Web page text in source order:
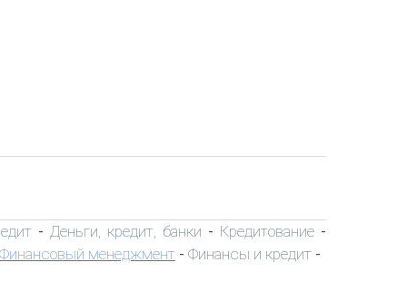
- Деньги, кредит, банки - Кредитование -
Финансовый менеджмент - Финансы и кредит -